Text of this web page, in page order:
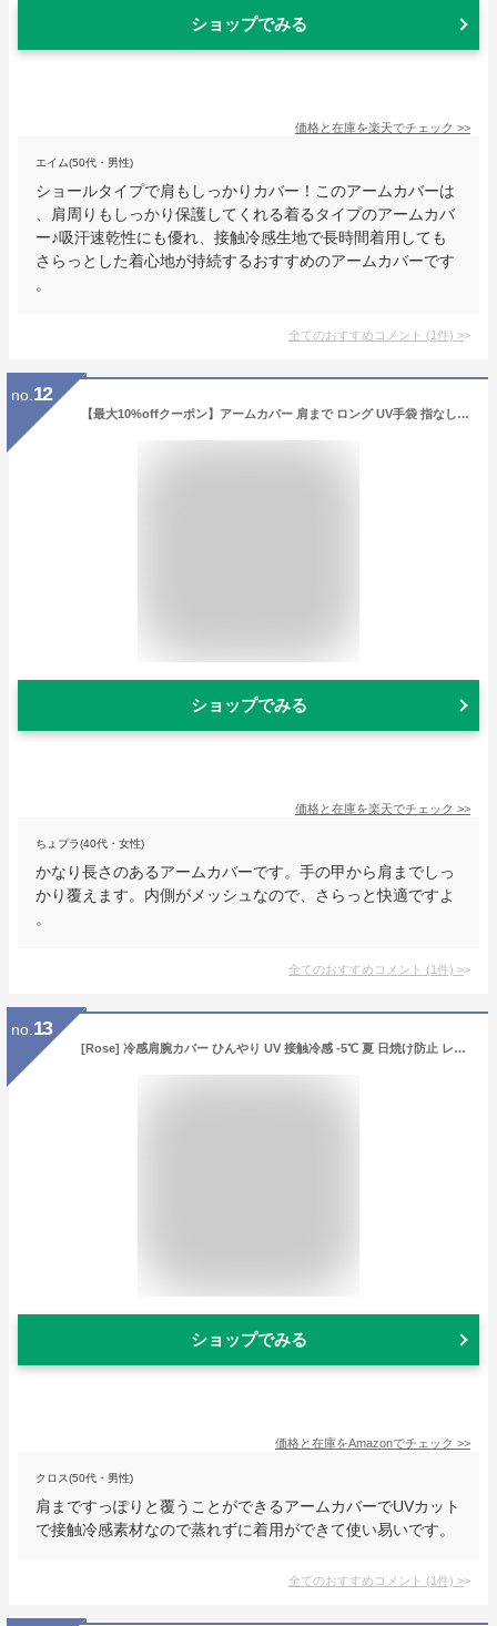
ショップでみる
価格と在庫を楽天でチェック >>
エイム(50代・男性)
ショールタイプで肩もしっかりカバー！このアームカバーは
、肩周りもしっかり保護してくれる着るタイプのアームカバ
ー♪吸汗速乾性にも優れ、接触冷感生地で長時間着用しても
さらっとした着心地が持続するおすすめのアームカバーです
。
全てのおすすめコメント (1件) >
no. 12
【最大10%offクーポン】アームカバー 肩まで ロング UV手袋 指なし ドライブ レディース uv アームカバー 冷感 スマホ 滑り止め 内側メッシュ UV対策 グッズ 接触冷感 手袋 夏用 日焼け 手袋 uvカット 超 ロング 運転 自転車 女性 誕生日 プレゼント 女友達 ギフト
ショップでみる
価格と在庫を楽天でチェック >>
ちょプラ(40代・女性)
かなり長さのあるアームカバーです。手の甲から肩までしっ
かり覆えます。内側がメッシュなので、さらっと快適ですよ
。
全てのおすすめコメント (1件) >
no. 13
[Rose] 冷感肩腕カバー ひんやり UV 接触冷感 -5℃ 夏 日焼け防止 レディース両肩 両腕 (グレー)
ショップでみる
価格と在庫をAmazonでチェック >>
クロス(50代・男性)
肩まですっぽりと覆うことができるアームカバーでUVカット
で接触冷感素材なので蒸れずに着用ができて使い易いです。
全てのおすすめコメント (1件) >